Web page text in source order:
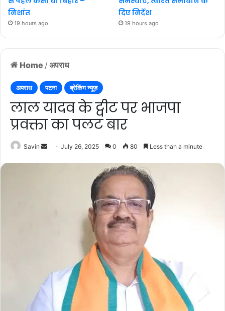
Home / अपराध
अपराध पटना ब्रेकिंग न्यूज़
लाल यादव के ट्वीट पर भाजपा
प्रवक्ता का पलट बार
Savin
Send July 26, 2025 0 80 Less than a minute
निशांत
19 hours ago
दिए निर्देश
19 hours ago